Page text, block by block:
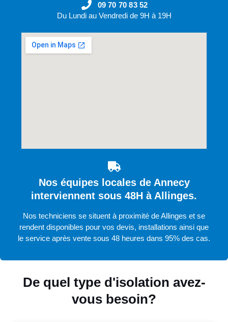
De quel type d'isolation avez-
vous besoin?
09 70 70 83 52
Du Lundi au Vendredi de 9H à 19H
Nos équipes locales de Annecy
interviennent sous 48H à Allinges.
Nos techniciens se situent à proximité de Allinges et se
rendent disponibles pour vos devis, installations ainsi que
le service après vente sous 48 heures dans 95% des cas.